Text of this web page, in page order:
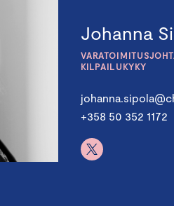
Johanna
KILPAILUKYKY
+358 50 352 1172